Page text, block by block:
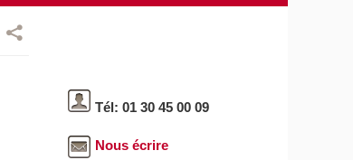
Tél: 01 30 45 00 09
Nous écrire